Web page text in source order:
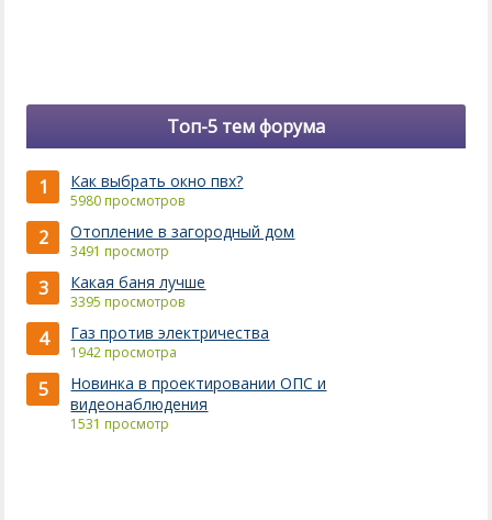
Топ-5 тем форума
1 Как выбрать окно пвх?
5980 просмотров
2 Отопление в загородный дом
3491 просмотр
3 Какая баня лучше
3395 просмотров
4 Газ против электричества
1942 просмотра
5
Новинка в проектировании ОПС и
видеонаблюдения
1531 просмотр